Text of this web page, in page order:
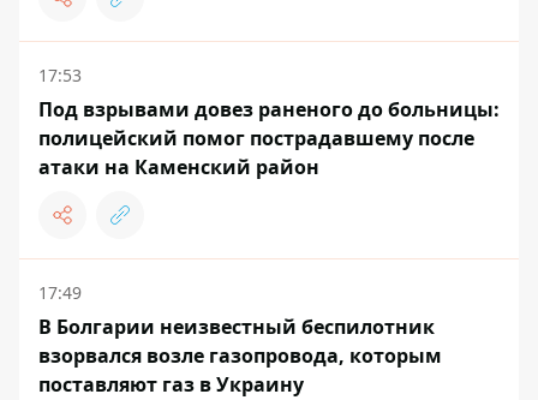
17:53
Под взрывами довез раненого до больницы:
полицейский помог пострадавшему после
атаки на Каменский район
17:49
В Болгарии неизвестный беспилотник
взорвался возле газопровода, которым
поставляют газ в Украину